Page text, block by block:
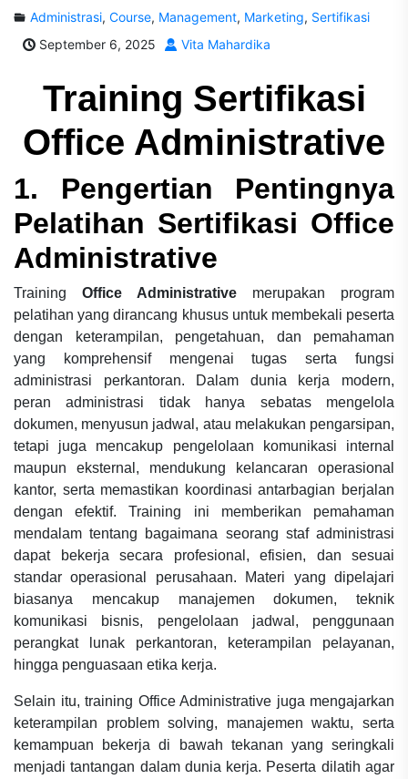
Administrasi, Course, Management, Marketing, Sertifikasi
September 6, 2025
Vita Mahardika
Training Sertifikasi
Office Administrative
1. Pengertian Pentingnya
Pelatihan Sertifikasi Office
Administrative
Training Office Administrative merupakan program
pelatihan yang dirancang khusus untuk membekali peserta
dengan keterampilan, pengetahuan, dan pemahaman
yang komprehensif mengenai tugas serta fungsi
administrasi perkantoran. Dalam dunia kerja modern,
peran administrasi tidak hanya sebatas mengelola
dokumen, menyusun jadwal, atau melakukan pengarsipan,
tetapi juga mencakup pengelolaan komunikasi internal
maupun eksternal, mendukung kelancaran operasional
kantor, serta memastikan koordinasi antarbagian berjalan
dengan efektif. Training ini memberikan pemahaman
mendalam tentang bagaimana seorang staf administrasi
dapat bekerja secara profesional, efisien, dan sesuai
standar operasional perusahaan. Materi yang dipelajari
biasanya mencakup manajemen dokumen, teknik
komunikasi bisnis, pengelolaan jadwal, penggunaan
perangkat lunak perkantoran, keterampilan pelayanan,
hingga penguasaan etika kerja.
Selain itu, training Office Administrative juga mengajarkan
keterampilan problem solving, manajemen waktu, serta
kemampuan bekerja di bawah tekanan yang seringkali
menjadi tantangan dalam dunia kerja. Peserta dilatih agar